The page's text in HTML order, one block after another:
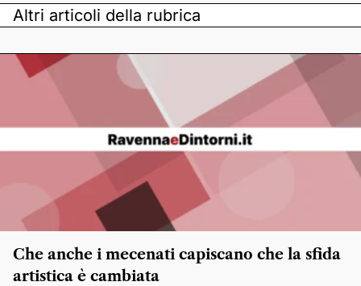
Altri articoli della rubrica
Che anche i mecenati capiscano che la sfida
artistica è cambiata